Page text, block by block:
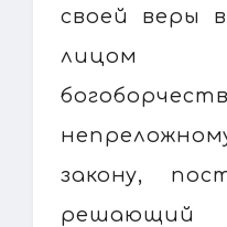
своей веры
лицом
закону,